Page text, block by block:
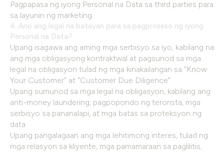
Pagpapasa ng iyong Personal na Data sa third parties para
sa layunin ng marketing.
4. Ano ang legal na batayan para sa pagproseso ng iyong
Personal na Data?
Upang isagawa ang aming mga serbisyo sa iyo, kabilang na
ang mga obligasyong kontraktwal at pagsunod sa mga
legal na obligasyon tulad ng mga kinakailangan sa “Know
Your Customer” at “Customer Due Diligence”.
Upang sumunod sa mga legal na obligasyon, kabilang ang
anti-money laundering, pagpopondo ng terorista, mga
serbisyo sa pananalapi, at mga batas sa proteksyon ng
data.
Upang pangalagaan ang mga lehitimong interes, tulad ng
mga relasyon sa kliyente, mga pamamaraan sa paglilitis,